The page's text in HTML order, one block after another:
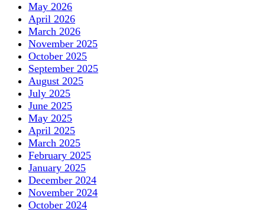
May 2026
April 2026
March 2026
November 2025
October 2025
September 2025
August 2025
July 2025
June 2025
May 2025
April 2025
March 2025
February 2025
January 2025
December 2024
November 2024
October 2024